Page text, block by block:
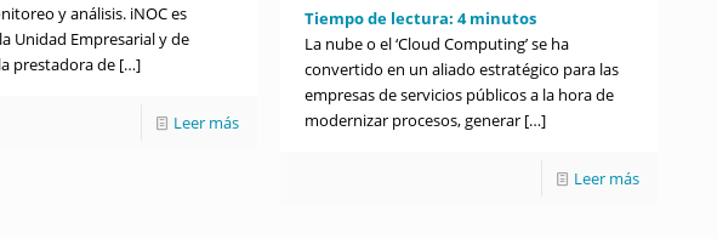
y análisis. iNOC es
Unidad Empresarial y de
prestadora de […]
Leer más
Tiempo de lectura:4minutos
La nube o el ‘Cloud Computing’ se ha
convertido en un aliado estratégico para las
empresas de servicios públicos a la hora de
modernizar procesos, generar […]
Leer más